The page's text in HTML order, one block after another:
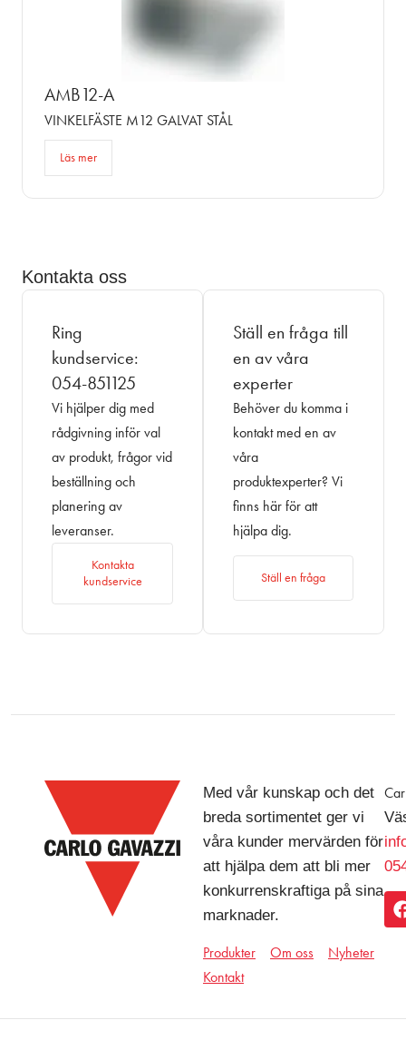
AMB12-A
VINKELFÄSTE M12 GALVAT STÅL
Läs mer
Kontakta oss
Ring
kundservice:
054-851125
Vi hjälper dig med
rådgivning inför val
av produkt, frågor vid
beställning och
planering av
leveranser.
Kontakta
kundservice
Ställ en fråga till
en av våra
experter
Behöver du komma i
kontakt med en av
våra
produktexperter? Vi
finns här för att
hjälpa dig.
Ställ en fråga
Med vår kunskap och det
breda sortimentet ger vi
våra kunder mervärden för
att hjälpa dem att bli mer
konkurrenskraftiga på sina
marknader.
Produkter Om oss
Nyheter
Kontakt